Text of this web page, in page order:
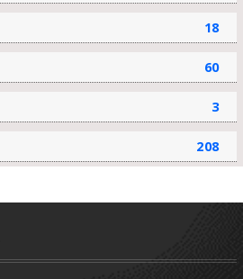
18
60
3
208